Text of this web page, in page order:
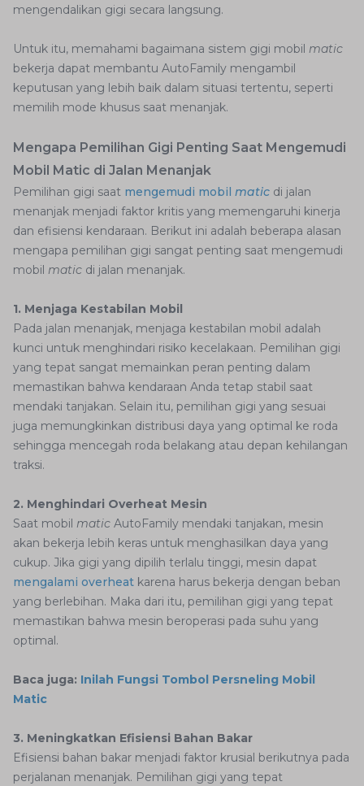
mengendalikan gigi secara langsung.
Untuk itu, memahami bagaimana sistem gigi mobil matic
bekerja dapat membantu AutoFamily mengambil
keputusan yang lebih baik dalam situasi tertentu, seperti
memilih mode khusus saat menanjak.
Mengapa Pemilihan Gigi Penting Saat Mengemudi
Mobil Matic di Jalan Menanjak
Pemilihan gigi saat mengemudi mobil matic di jalan
menanjak menjadi faktor kritis yang memengaruhi kinerja
dan efisiensi kendaraan. Berikut ini adalah beberapa alasan
mengapa pemilihan gigi sangat penting saat mengemudi
mobil matic di jalan menanjak.
1. Menjaga Kestabilan Mobil
Pada jalan menanjak, menjaga kestabilan mobil adalah
kunci untuk menghindari risiko kecelakaan. Pemilihan gigi
yang tepat sangat memainkan peran penting dalam
memastikan bahwa kendaraan Anda tetap stabil saat
mendaki tanjakan. Selain itu, pemilihan gigi yang sesuai
juga memungkinkan distribusi daya yang optimal ke roda
sehingga mencegah roda belakang atau depan kehilangan
traksi.
2. Menghindari Overheat Mesin
Saat mobil matic AutoFamily mendaki tanjakan, mesin
akan bekerja lebih keras untuk menghasilkan daya yang
cukup. Jika gigi yang dipilih terlalu tinggi, mesin dapat
mengalami overheat karena harus bekerja dengan beban
yang berlebihan. Maka dari itu, pemilihan gigi yang tepat
memastikan bahwa mesin beroperasi pada suhu yang
optimal.
Baca juga: Inilah Fungsi Tombol Persneling Mobil
Matic
3. Meningkatkan Efisiensi Bahan Bakar
Efisiensi bahan bakar menjadi faktor krusial berikutnya pada
perjalanan menanjak. Pemilihan gigi yang tepat